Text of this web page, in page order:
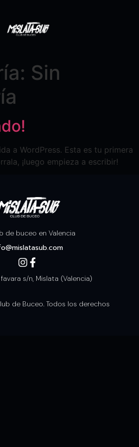
Sin
a WordPress. Esta es tu primera
¡luego empieza a escribir!
de buceo en Valencia
s/n, Mislata (Valencia)
de Buceo. Todos los derechos